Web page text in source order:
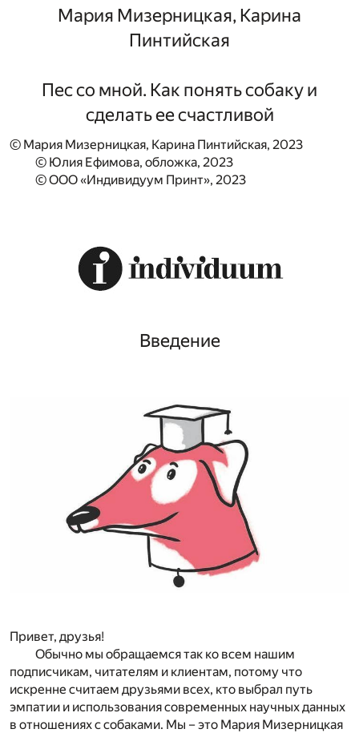
Мария Мизерницкая, Карина
Пинтийская
Пес со мной. Как понять собаку и
сделать ее счастливой
© Мария Мизерницкая, Карина Пинтийская, 2023
© Юлия Ефимова, обложка, 2023
© ООО «Индивидуум Принт», 2023
Введение
Привет, друзья!
Обычно мы обращаемся так ко всем нашим
подписчикам, читателям и клиентам, потому что
искренне считаем друзьями всех, кто выбрал путь
эмпатии и использования современных научных данных
в отношениях с собаками. Мы – это Мария Мизерницкая